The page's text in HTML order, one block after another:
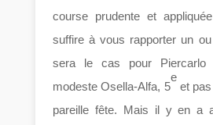
course prudente et
suffire à vous rapporter un
sera le cas pour Piercarlo
modeste Osella-Alfa, 5
e
et
pareille fête. Mais il y en a